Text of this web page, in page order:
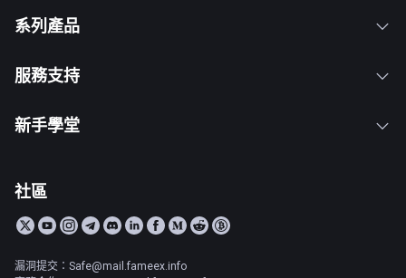
系列產品
服務支持
新手學堂
社區
漏洞提交：Safe@mail.fameex.info